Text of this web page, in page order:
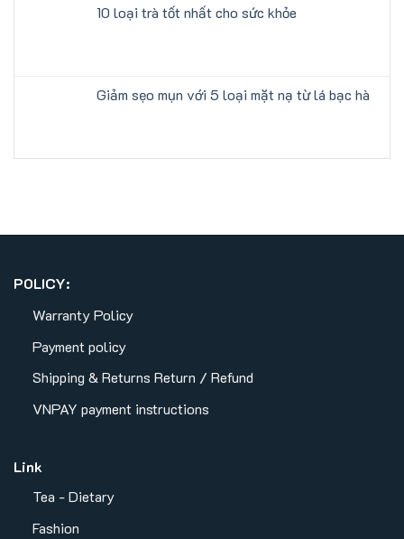
10 loại trà tốt nhất cho sức khỏe
Giảm sẹo mụn với 5 loại mặt nạ từ lá bạc hà
POLICY:
Warranty Policy
Payment policy
Shipping & Returns Return / Refund
VNPAY payment instructions
Link
Tea - Dietary
Fashion